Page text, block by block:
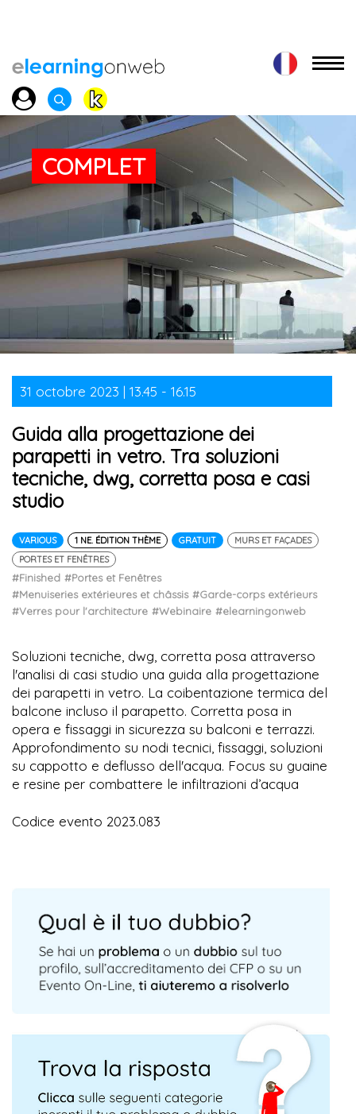
COMPLET
31 octobre 2023 | 13.45 - 16.15
Guida alla progettazione dei
parapetti in vetro. Tra soluzioni
tecniche, dwg, corretta posa e casi
studio
VARIOUS 1 NE. ÉDITION THÈME GRATUIT
MURS ET FAÇADES
PORTES ET FENÊTRES
#Finished #Portes et Fenêtres
#Menuiseries extérieures et châssis #Garde-corps extérieurs
#Verres pour l'architecture #Webinaire #elearningonweb
Soluzioni tecniche, dwg, corretta posa attraverso
l'analisi di casi studio una guida alla progettazione
dei parapetti in vetro. La coibentazione termica del
balcone incluso il parapetto. Corretta posa in
opera e fissaggi in sicurezza su balconi e terrazzi.
Approfondimento su nodi tecnici, fissaggi, soluzioni
su cappotto e deflusso dell'acqua. Focus su guaine
e resine per combattere le infiltrazioni d’acqua
Codice evento 2023.083